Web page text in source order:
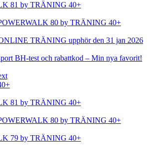
81 by TRÄNING 40+
80 by TRÄNING 40+
TRÄNING upphör den 31 jan 2026
BH-test och rabattkod – Min nya favorit!
81 by TRÄNING 40+
80 by TRÄNING 40+
79 by TRÄNING 40+